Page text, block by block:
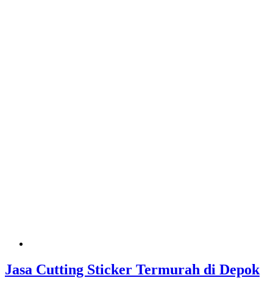
Jasa Cutting Sticker Termurah di Depok